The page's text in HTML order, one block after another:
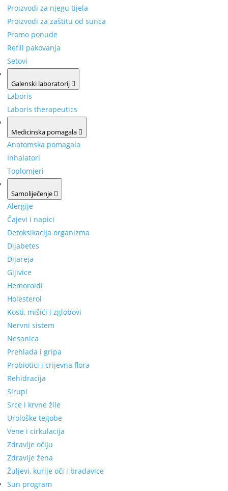
Proizvodi za njegu tijela
Proizvodi za zaštitu od sunca
Promo ponude
Refill pakovanja
Setovi
Galenski laboratorij
Laboris
Laboris therapeutics
Medicinska pomagala
Anatomska pomagala
Inhalatori
Toplomjeri
Samoliječenje
Alergije
Čajevi i napici
Detoksikacija organizma
Dijabetes
Dijareja
Gljivice
Hemoroidi
Holesterol
Kosti, mišići i zglobovi
Nervni sistem
Nesanica
Prehlada i gripa
Probiotici i crijevna flora
Rehidracija
Sirupi
Srce i krvne žile
Urološke tegobe
Vene i cirkulacija
Zdravlje očiju
Zdravlje žena
Žuljevi, kurije oči i bradavice
Sun program